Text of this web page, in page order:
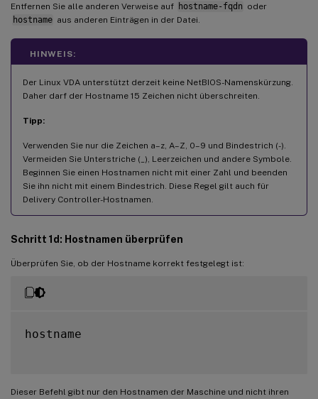
Entfernen Sie alle anderen Verweise auf hostname-fqdn oder
hostname aus anderen Einträgen in der Datei.
HINWEIS:
Der Linux VDA unterstützt derzeit keine NetBIOS-Namenskürzung.
Daher darf der Hostname 15 Zeichen nicht überschreiten.
Tipp:
Verwenden Sie nur die Zeichen a–z, A–Z, 0–9 und Bindestrich (-).
Vermeiden Sie Unterstriche (_), Leerzeichen und andere Symbole.
Beginnen Sie einen Hostnamen nicht mit einer Zahl und beenden
Sie ihn nicht mit einem Bindestrich. Diese Regel gilt auch für
Delivery Controller-Hostnamen.
Schritt 1d: Hostnamen überprüfen
Überprüfen Sie, ob der Hostname korrekt festgelegt ist:
hostname
Dieser Befehl gibt nur den Hostnamen der Maschine und nicht ihren